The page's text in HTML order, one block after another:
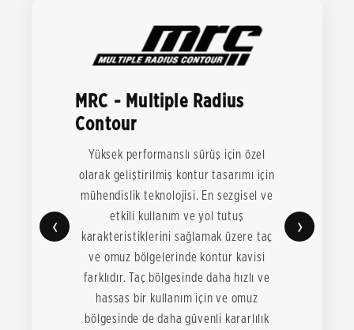
‹
MRC - Multiple Radius
Contour
Yüksek performanslı sürüş için özel
olarak geliştirilmiş kontur tasarımı için
mühendislik teknolojisi. En sezgisel ve
etkili kullanım ve yol tutuş
karakteristiklerini sağlamak üzere taç
ve omuz bölgelerinde kontur kavisi
farklıdır. Taç bölgesinde daha hızlı ve
hassas bir kullanım için ve omuz
bölgesinde de daha güvenli kararlılık
›